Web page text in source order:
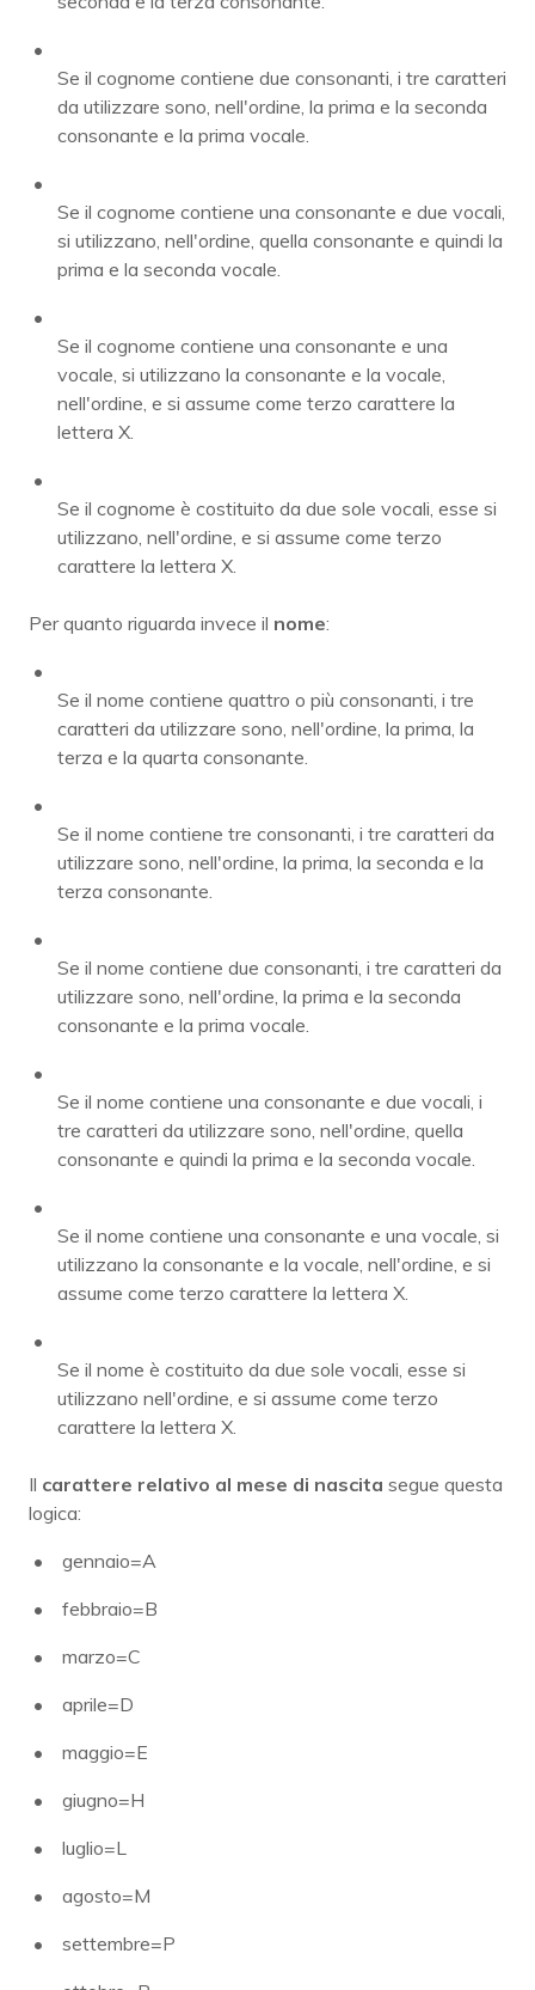
Se il cognome contiene due consonanti, i tre caratteri
da utilizzare sono, nell'ordine, la prima e la seconda
consonante e la prima vocale.
Se il cognome contiene una consonante e due vocali,
si utilizzano, nell'ordine, quella consonante e quindi la
prima e la seconda vocale.
Se il cognome contiene una consonante e una
vocale, si utilizzano la consonante e la vocale,
nell'ordine, e si assume come terzo carattere la
lettera X.
Se il cognome è costituito da due sole vocali, esse si
utilizzano, nell'ordine, e si assume come terzo
carattere la lettera X.
Per quanto riguarda invece il nome:
Se il nome contiene quattro o più consonanti, i tre
caratteri da utilizzare sono, nell'ordine, la prima, la
terza e la quarta consonante.
Se il nome contiene tre consonanti, i tre caratteri da
utilizzare sono, nell'ordine, la prima, la seconda e la
terza consonante.
Se il nome contiene due consonanti, i tre caratteri da
utilizzare sono, nell'ordine, la prima e la seconda
consonante e la prima vocale.
Se il nome contiene una consonante e due vocali, i
tre caratteri da utilizzare sono, nell'ordine, quella
consonante e quindi la prima e la seconda vocale.
Se il nome contiene una consonante e una vocale, si
utilizzano la consonante e la vocale, nell'ordine, e si
assume come terzo carattere la lettera X.
Se il nome è costituito da due sole vocali, esse si
utilizzano nell'ordine, e si assume come terzo
carattere la lettera X.
Il carattere relativo al mese di nascita segue questa
logica:
gennaio=A
febbraio=B
marzo=C
aprile=D
maggio=E
giugno=H
luglio=L
agosto=M
settembre=P